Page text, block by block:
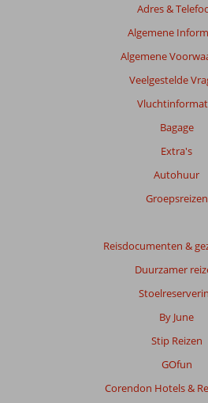
Adres &
Algemene
Algemene
Veelgestelde
Bagage
Extra's
Autohuur
Groepsreizen
Reisdocumenten &
Duurzamer
By June
Stip Reizen
GOfun
Corendon Hotels &